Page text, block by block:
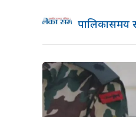
पालिकासमय